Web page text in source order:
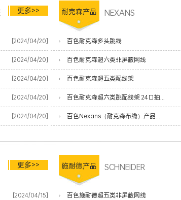
更多>>
[2024/04/20]
[2024/04/20]
[2024/04/20]
[2024/04/20]
[2024/04/20]
耐克森产品 NEXANS
百色耐克森多头跳线
百色耐克森超六类非屏蔽网线
百色耐克森超五类配线架
百色耐克森超六类跳配线架 24口抽屉式
百色Nexans（耐克森布线）产品清单
更多>>
[2024/04/15]
施耐德产品 SCHNEIDER
百色施耐德超五类非屏蔽网线